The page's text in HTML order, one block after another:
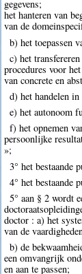
gegevens;
het hanteren van
van de
b) het toepassen
c) het
procedures voor
van concrete en
d) het handelen in
e) het autonoom
f) het opnemen
persoonlijke
»;
3° het bestaande
4° het bestaande
5° aan § 2 wordt
doctor : a) het
van de
b) de
een omvangrijk
en aan te passen;